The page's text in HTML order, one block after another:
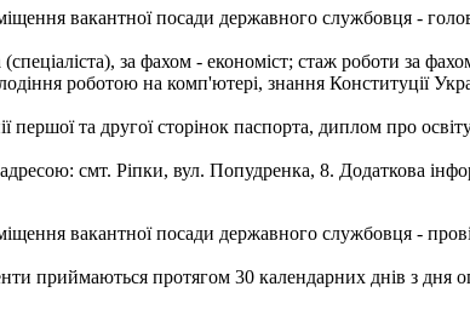
вакантної посади державного службовця -
за фахом - економіст; стаж роботи за
роботою на комп'ютері, знання Конституції
та другої сторінок паспорта, диплом про
смт. Ріпки, вул. Попудренка, 8. Додаткова
вакантної посади державного службовця -
приймаються протягом 30 календарних днів з дня